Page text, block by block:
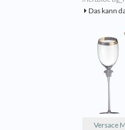
Das kann
Versace